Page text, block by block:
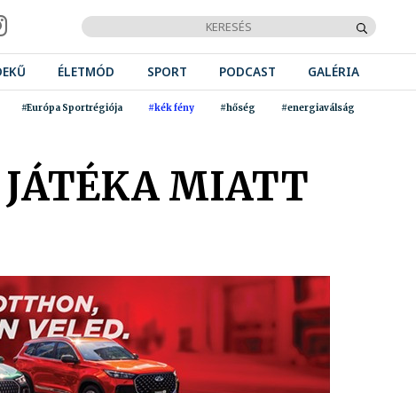
ÉLETMÓD SPORT PODCAST GALÉRIA
#Európa Sportrégiója #kék fény #hőség #energiaválság
JÁTÉKA MIATT